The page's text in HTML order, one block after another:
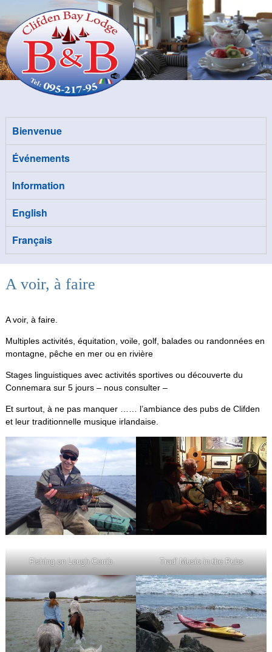
Bienvenue
Événements
Information
English
Français
A voir, à faire
A voir, à faire.
Multiples activités, équitation, voile, golf, balades ou randonnées en
montagne, pêche en mer ou en rivière
Stages linguistiques avec activités sportives ou découverte du
Connemara sur 5 jours – nous consulter –
Et surtout, à ne pas manquer …… l’ambiance des pubs de Clifden
et leur traditionnelle musique irlandaise.
Fishing on Lough Corrib Trad’ Music in the Pubs